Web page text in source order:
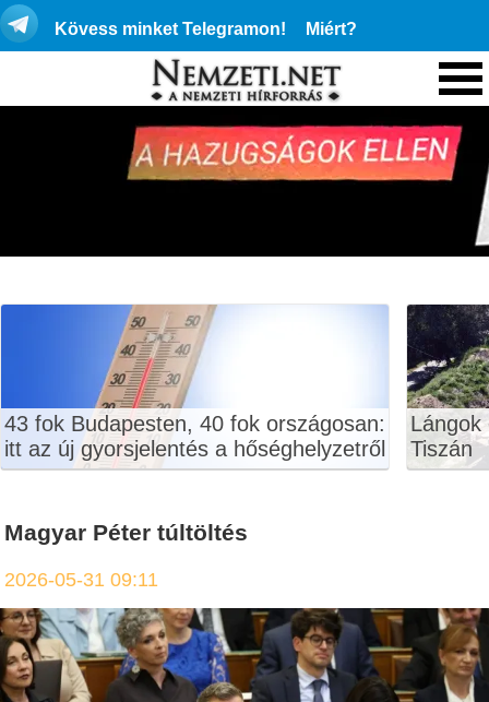
Kövess minket Telegramon! Miért?
43 fok Budapesten, 40 fok országosan:
itt az új gyorsjelentés a hőséghelyzetről
Lángok
Tiszán
Magyar Péter túltöltés
2026-05-31 09:11